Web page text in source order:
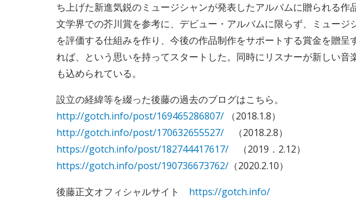
ち上げた新進気鋭のミュージシャンが発表したアルバムに贈られる作品
文学界での芥川賞を参考に、デビュー・アルバムに限らず、ミュー
を評価する仕組みを作り、今後の作品制作をサポートする賞金を贈呈
れば、という思いを持ってスタートした。同時にリスナーが新しい
も込められている。
設立の経緯等を綴った後藤の過去のブログはこちら。
http://gotch.info/post/169465286807/ （2018.1.8）
http://gotch.info/post/170632655527/ （2018.2.8）
https://gotch.info/post/182744417617/ （2019．2.12）
https://gotch.info/post/190736673762/ （2020.2.10）
後藤正文オフィシャルサイト https://gotch.info/